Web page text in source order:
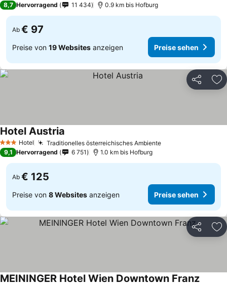
8,7 Hervorragend 11 434 0.9 km bis Hofburg
Ab € 97
Preise von 19 Websites anzeigen Preise sehen
Teilen
3 SterneHotel Traditionelles österreichisches Ambiente
Hotel Austria
9,1 Hervorragend 6 751 1.0 km bis Hofburg
Ab € 125
Preise von 8 Websites anzeigen Preise sehen
Teilen
MEININGER Hotel Wien Downtown Franz